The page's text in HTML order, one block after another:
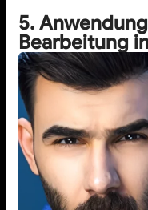
5.
Bearbeitung